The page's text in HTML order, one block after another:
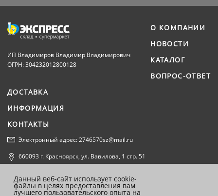
ИП Владимиров Владимир Владимирович
ОГРН: 304232012800128
О КОМПАНИИ
НОВОСТИ
КАТАЛОГ
ВОПРОС-ОТВЕТ
ДОСТАВКА
ИНФОРМАЦИЯ
КОНТАКТЫ
Электронный адрес: 2746570sz@mail.ru
660093 г. Красноярск, ул. Вавилова, 1 стр. 51
Согласие на обработку персональных данных
Данный веб-сайт использует cookie-
файлы в целях предоставления вам
лучшего пользовательского опыта на